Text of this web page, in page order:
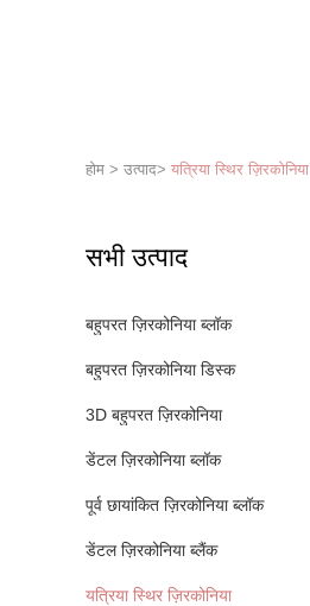
होम > उत्पाद> यत्रिया स्थिर ज़िरकोनिया
सभी उत्पाद
बहुपरत ज़िरकोनिया ब्लॉक
बहुपरत ज़िरकोनिया डिस्क
3D बहुपरत ज़िरकोनिया
डेंटल ज़िरकोनिया ब्लॉक
पूर्व छायांकित ज़िरकोनिया ब्लॉक
डेंटल ज़िरकोनिया ब्लैंक
यत्रिया स्थिर ज़िरकोनिया